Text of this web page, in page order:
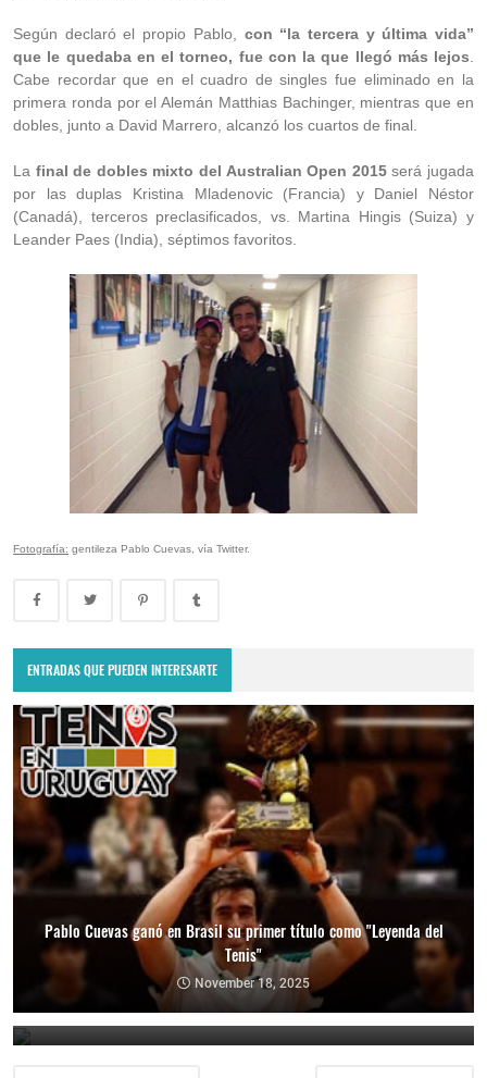
Según declaró el propio Pablo, con “la tercera y última vida”
que le quedaba en el torneo, fue con la que llegó más lejos
Cabe recordar que en el cuadro de singles fue eliminado en la
primera ronda por el Alemán Matthias Bachinger, mientras que en
dobles, junto a David Marrero, alcanzó los cuartos de final.
La final de dobles mixto del Australian Open 2015será jugada
por las duplas Kristina Mladenovic (Francia) y Daniel Néstor
(Canadá), terceros preclasificados, vs. Martina Hingis (Suiza) y
Leander Paes (India), séptimos favoritos.
Fotografía: gentileza Pablo Cuevas, vía Twitter.
ENTRADAS QUE PUEDEN INTERESARTE
Pablo Cuevas ganó en Brasil su primer título como "Leyenda del
Tenis"
November 18, 2025
Copa Davis 2024: Uruguay enfrentará a Bolivia como visitante por
el Grupo Mundial II
February 10, 2024